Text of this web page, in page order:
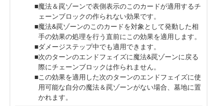
魔法＆罠ゾーンで表側表示のこのカードが適用するチ
ェーンブロックの作られない効果です。
魔法&罠ゾーンのこのカードを対象として発動した相
手の効果の処理を行う直前にこの効果を適用します。
ダメージステップ中でも適用できます。
次のターンのエンドフェイズに魔法&罠ゾーンに戻る
際にチェーンブロックは作られません。
この効果を適用した次のターンのエンドフェイズに使
用可能な自分の魔法＆罠ゾーンがない場合、墓地に置
かれます。